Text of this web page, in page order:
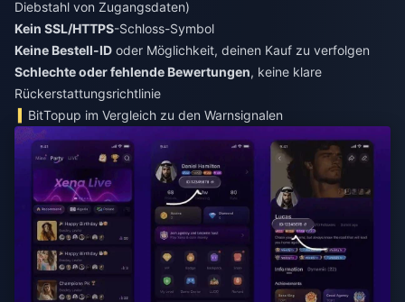
Diebstahl von Zugangsdaten)
Kein SSL/HTTPS-Schloss-Symbol
Keine Bestell-ID oder Möglichkeit, deinen Kauf zu verfolgen
Schlechte oder fehlende Bewertungen, keine klare
Rückerstattungsrichtlinie
BitTopup im Vergleich zu den Warnsignalen